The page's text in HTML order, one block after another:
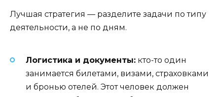
Лучшая стратегия — разделите задачи по типу
деятельности, а не по дням.
Логистика и документы: кто-то один
занимается билетами, визами, страховками
и бронью отелей. Этот человек должен